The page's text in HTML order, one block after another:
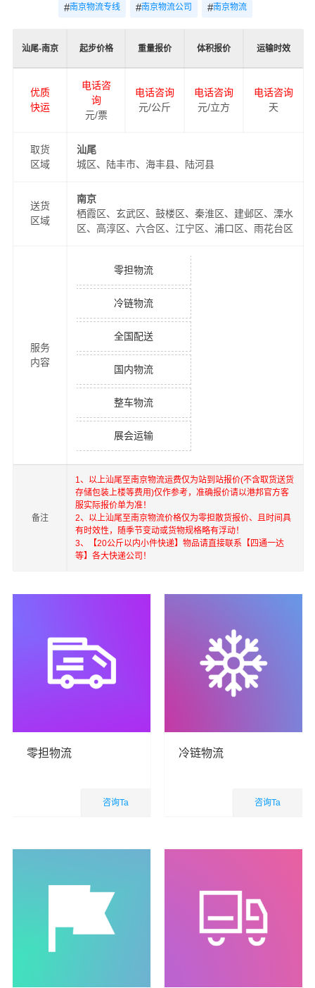
#南京物流专线 #南京物流公司 #南京物流
汕尾-南京 起步价格 重量报价 体积报价 运输时效
优质
快运
电话咨
询
元/票
电话咨询
元/公斤
电话咨询
元/立方
电话咨询
天
取货
区域
汕尾
城区、陆丰市、海丰县、陆河县
送货
区域
南京
栖霞区、玄武区、鼓楼区、秦淮区、建邺区、溧水
区、高淳区、六合区、江宁区、浦口区、雨花台区
服务
内容
零担物流
冷链物流
全国配送
国内物流
整车物流
展会运输
备注
1、以上汕尾至南京物流运费仅为站到站报价(不含取货送货
存储包装上楼等费用)仅作参考，准确报价请以港邦官方客
服实际报价单为准！
2、以上汕尾至南京物流价格仅为零担散货报价、且时间具
有时效性，随季节变动或货物规格略有浮动！
3、【20公斤以内小件快递】物品请直接联系【四通一达
等】各大快递公司！
零担物流
咨询Ta
冷链物流
咨询Ta